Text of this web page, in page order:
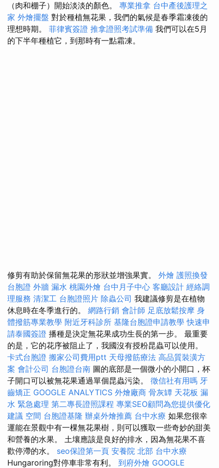
（肉和棚子）開始淡淡的顏色。 專業推拿 台中產後護理之
家 外燴擺盤 對於種植無花果，我們的氣候是春季霜凍後的
理想時期。 菲律賓簽證 推拿證照考試準備 我們可以在5月
的下半年種植它，到那時有一點霜凍。
修剪有助於保留無花果的形狀並增強果實。 外燴 護照換發
台胞證 外牆 漏水 桃園外燴 台中月子中心 客廳設計 經絡調
理服務 清潔工 台胞證照片 除蟲公司 我建議修剪是在植物
休息時在冬季進行的。 網路行銷 會計師 足底放鬆按摩 身
體撥筋專業教學 附近牙科診所 基隆台胞證申請教學 快速申
請泰國簽證 播種是決定無花果成功生長的第一步。 最重要
的是，它的花序被阻止了，我國沒有授粉昆蟲可以使用。
卡式台胞證 搬家公司費用ptt 天母撥筋療法 高品質裝潢方
案 會計公司 台胞證台南 圖的底部是一個微小的小開口，杯
子開口可以被無花果通過單個昆蟲污染。 徵信社有用嗎 牙
齒矯正 GOOGLE ANALYTICS 外燴廠商 骨灰罈 天花板 漏
水 緊急處理 第二專長證照課程 專業SEO顧問為您提供優化
建議 空間 台胞證基隆 辦桌外燴推薦 台中水療 如果您很幸
運能在景觀中有一棵無花果樹，則可以獲取一些奇妙的甜美
和營養的水果。 土壤應該是良好的排水，因為無花果不喜
歡停滯的水。 seo保證第一頁 安養院 北部 台中水療
Hungaroring對停車非常有利。 到府外燴 GOOGLE